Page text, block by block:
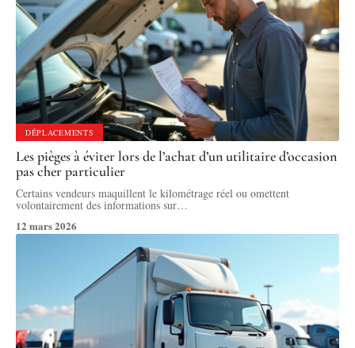
DÉPLACEMENTS
Les pièges à éviter lors de l’achat d’un utilitaire d’occasion
pas cher particulier
Certains vendeurs maquillent le kilométrage réel ou omettent
volontairement des informations sur…
12 mars 2026